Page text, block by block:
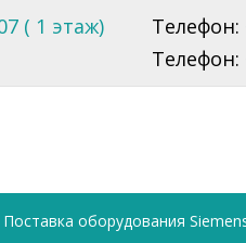
( 1 этаж) Телефон:
Телефон:
Поставка оборудования